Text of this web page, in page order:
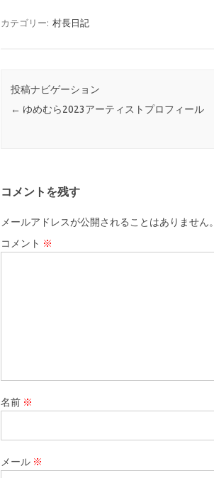
カテゴリー: 村長日記
投稿ナビゲーション
← ゆめむら2023アーティストプロフィール
コメントを残す
メールアドレスが公開されることはありません。
コメント ※
名前 ※
メール ※